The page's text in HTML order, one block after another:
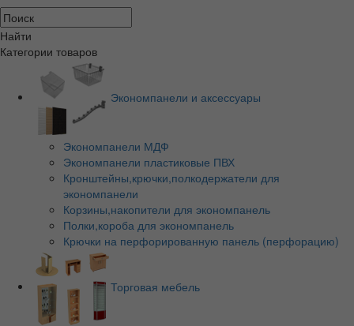
Найти
Категории товаров
Экономпанели и аксессуары
Экономпанели МДФ
Экономпанели пластиковые ПВХ
Кронштейны,крючки,полкодержатели для
экономпанели
Корзины,накопители для экономпанель
Полки,короба для экономпанель
Крючки на перфорированную панель (перфорацию)
Торговая мебель